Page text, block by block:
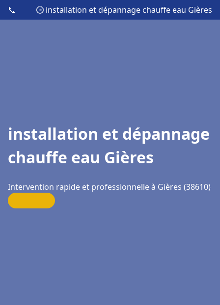
📞 🕒 installation et dépannage chauffe eau Gières
installation et dépannage
chauffe eau Gières
Intervention rapide et professionnelle à Gières (38610)